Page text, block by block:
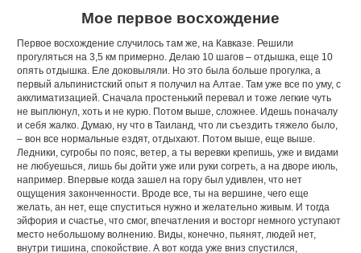
Мое первое восхождение
Первое восхождение случилось там же, на Кавказе. Решили
прогуляться на 3,5 км примерно. Делаю 10 шагов – отдышка, еще 10
опять отдышка. Еле доковыляли. Но это была больше прогулка, а
первый альпинистский опыт я получил на Алтае. Там уже все по уму, с
акклиматизацией. Сначала простенький перевал и тоже легкие чуть
не выплюнул, хоть и не курю. Потом выше, сложнее. Идешь поначалу
и себя жалко. Думаю, ну что в Таиланд, что ли съездить тяжело было,
– вон все нормальные ездят, отдыхают. Потом выше, еще выше.
Ледники, сугробы по пояс, ветер, а ты веревки крепишь, уже и видами
не любуешься, лишь бы дойти уже или руки согреть, а на дворе июль,
например. Впервые когда зашел на гору был удивлен, что нет
ощущения законченности. Вроде все, ты на вершине, чего еще
желать, ан нет, еще спуститься нужно и желательно живым. И тогда
эйфория и счастье, что смог, впечатления и восторг немного уступают
место небольшому волнению. Виды, конечно, пьянят, людей нет,
внутри тишина, спокойствие. А вот когда уже вниз спустился,